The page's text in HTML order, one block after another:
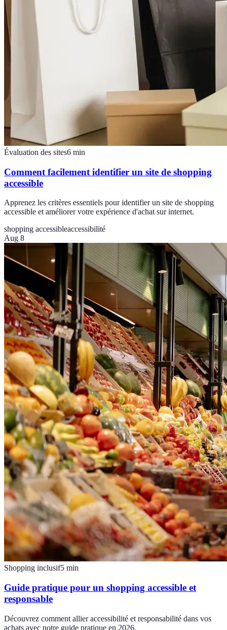
Évaluation des sites6 min
Comment facilement identifier un site de shopping
accessible
Apprenez les critères essentiels pour identifier un site de shopping
accessible et améliorer votre expérience d'achat sur internet.
shopping accessibleaccessibilité
Aug 8
Shopping inclusif5 min
Guide pratique pour un shopping accessible et
responsable
Découvrez comment allier accessibilité et responsabilité dans vos
achats avec notre guide pratique en 2026.